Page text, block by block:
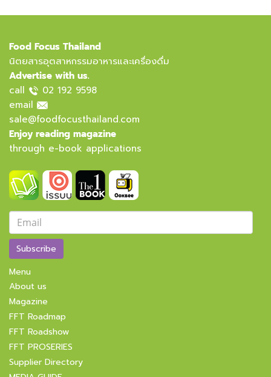
Food Focus Thailand
นิตยสารอุตสาหกรรมอาหารและเครื่องดื่ม
Advertise with us.
call
02 192 9598
email
sale@foodfocusthailand.com
Enjoy reading magazine
through e-book applications
Subscribe
Menu
About us
Magazine
FFT Roadmap
FFT Roadshow
FFT PROSERIES
Supplier Directory